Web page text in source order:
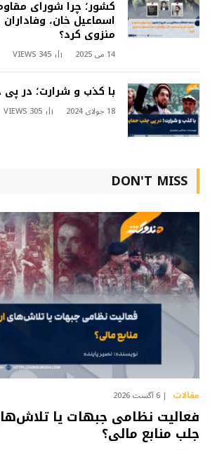
کشور؛ چرا شورای
اسماعیل خان،
منزوی کرد؟
14 می 2025 345
VIEWS
با کذب و شرارت؛ در
18 جولای 2024 305
VIEWS
DON'T MISS
مقالات 6 آگست 2026
فعالیت نظامی جبهات یا
جلب منابع مالی؟